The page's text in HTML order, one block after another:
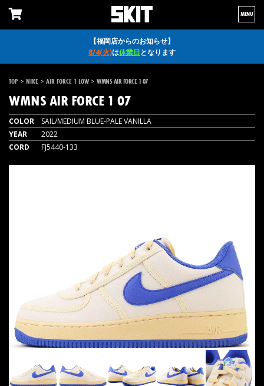
【福岡店からのお知らせ】
8/4(火)は休業日となります
MENU
TOP > NIKE > AIR FORCE 1 LOW > WMNS AIR FORCE 1 07
WMNS AIR FORCE 1 07
COLOR
SAIL/MEDIUM BLUE-PALE VANILLA
YEAR
2022
CORD
FJ5440-133